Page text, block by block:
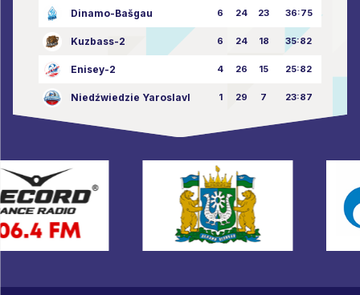
Dinamo-Bašgau 6 24 23 36:75
Kuzbass-2 6 24 18 35:82
Enisey-2 4 26 15 25:82
Niedźwiedzie Yaroslavl 1 29 7 23:87